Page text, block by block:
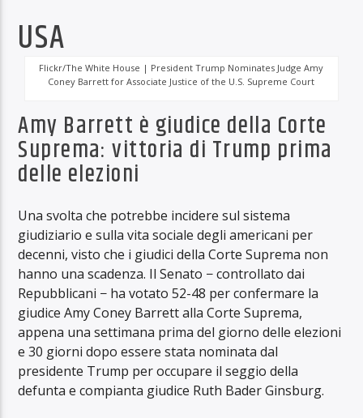
USA
Flickr/The White House | President Trump Nominates Judge Amy
Coney Barrett for Associate Justice of the U.S. Supreme Court
Amy Barrett è giudice della Corte
Suprema: vittoria di Trump prima
delle elezioni
Una svolta che potrebbe incidere sul sistema
giudiziario e sulla vita sociale degli americani per
decenni, visto che i giudici della Corte Suprema non
hanno una scadenza. Il Senato − controllato dai
Repubblicani − ha votato 52-48 per confermare la
giudice Amy Coney Barrett alla Corte Suprema,
appena una settimana prima del giorno delle elezioni
e 30 giorni dopo essere stata nominata dal
presidente Trump per occupare il seggio della
defunta e compianta giudice Ruth Bader Ginsburg.